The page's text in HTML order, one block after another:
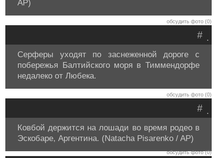
AP)
обсудить фото (0)
.
#
Серферы уходят по заснеженной дороге с
побережья Балтийского моря в Тиммендорфе
недалеко от Любека.
обсудить фото (0)
.
#
Ковбой держится на лошади во время родео в
Эскобаре, Аргентина. (Natacha Pisarenko / AP)
обсудить фото (0)